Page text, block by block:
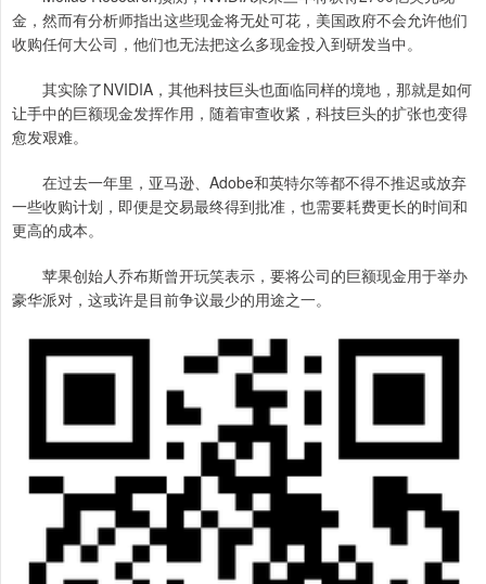
金，然而有分析师指出这些现金将无处可花，美国政府不会允许他们
收购任何大公司，他们也无法把这么多现金投入到研发当中。
其实除了NVIDIA，其他科技巨头也面临同样的境地，那就是如何
让手中的巨额现金发挥作用，随着审查收紧，科技巨头的扩张也变得
愈发艰难。
在过去一年里，亚马逊、Adobe和英特尔等都不得不推迟或放弃
一些收购计划，即便是交易最终得到批准，也需要耗费更长的时间和
更高的成本。
苹果创始人乔布斯曾开玩笑表示，要将公司的巨额现金用于举办
豪华派对，这或许是目前争议最少的用途之一。